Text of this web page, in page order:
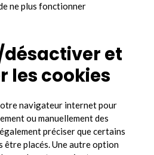
ne plus fonctionner
et
les cookies
navigateur internet pour
ou manuellement des
préciser que certains
être placés. Une autre option